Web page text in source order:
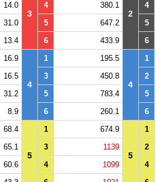
3 2
14.0 4 380.1
4
31.0 5 647.2
5
13.4 6 433.9 6
16.9
4
1 195.5
4
1
16.5 3 450.8
2
31.2 5 783.4
5
8.9 6 260.1 6
68.4
5
1 674.9
5
1
65.1 3 1139
2
60.6 4 1099
4